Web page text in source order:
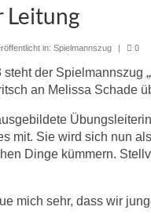
Leitung
in: Spielmannszug | 0
der Spielmannszug
an Melissa Schade
mit. Sie wird sich nun
Dinge kümmern.
mich sehr, dass wir